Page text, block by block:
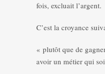
fois, excluait l’argent.
C’est la croyance
« plutôt que de
avoir un métier qui